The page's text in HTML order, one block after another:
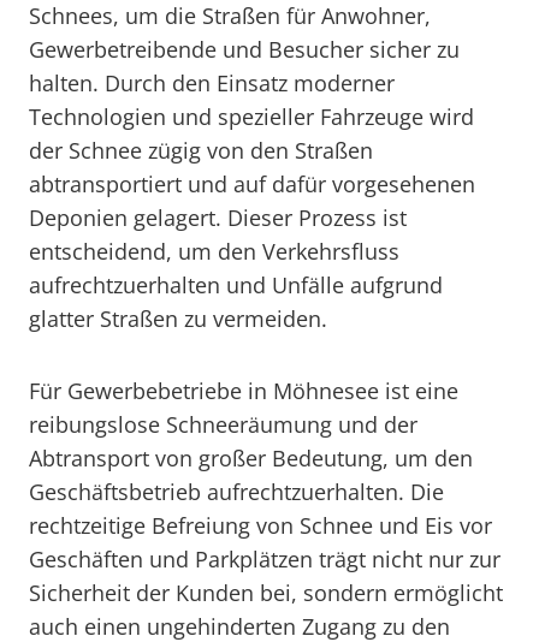
Schnees, um die Straßen für Anwohner,
Gewerbetreibende und Besucher sicher zu
halten. Durch den Einsatz moderner
Technologien und spezieller Fahrzeuge wird
der Schnee zügig von den Straßen
abtransportiert und auf dafür vorgesehenen
Deponien gelagert. Dieser Prozess ist
entscheidend, um den Verkehrsfluss
aufrechtzuerhalten und Unfälle aufgrund
glatter Straßen zu vermeiden.
Für Gewerbebetriebe in Möhnesee ist eine
reibungslose Schneeräumung und der
Abtransport von großer Bedeutung, um den
Geschäftsbetrieb aufrechtzuerhalten. Die
rechtzeitige Befreiung von Schnee und Eis vor
Geschäften und Parkplätzen trägt nicht nur zur
Sicherheit der Kunden bei, sondern ermöglicht
auch einen ungehinderten Zugang zu den